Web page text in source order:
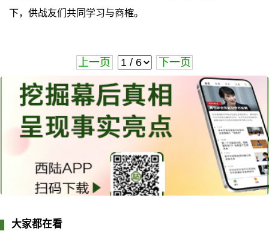
下，供战友们共同学习与商榷。
上一页 下一页
大家都在看